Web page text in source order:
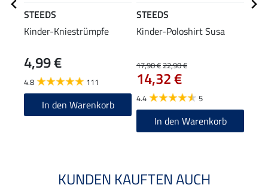
STEEDS
Kinder-Kniestrümpfe
4,99 €
4.8 111
In den Warenkorb
STEEDS
Kinder-Poloshirt Susa
17,90 €22,90 €
14,32 €
4.4 5
In den Warenkorb
KUNDEN KAUFTEN AUCH